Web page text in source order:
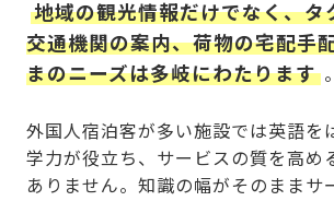
地域の観光情報だけでなく、タ
交通機関の案内、荷物の宅配手
まのニーズは多岐にわたります 。
外国人宿泊客が多い施設では英語を
学力が役立ち、サービスの質を高め
ありません。知識の幅がそのままサ